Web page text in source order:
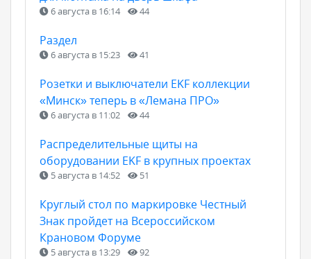
6 августа в 16:14 44
Раздел
6 августа в 15:23 41
Розетки и выключатели EKF коллекции
«Минск» теперь в «Лемана ПРО»
6 августа в 11:02 44
Распределительные щиты на
оборудовании EKF в крупных проектах
5 августа в 14:52 51
Круглый стол по маркировке Честный
Знак пройдет на Всероссийском
Крановом Форуме
5 августа в 13:29 92